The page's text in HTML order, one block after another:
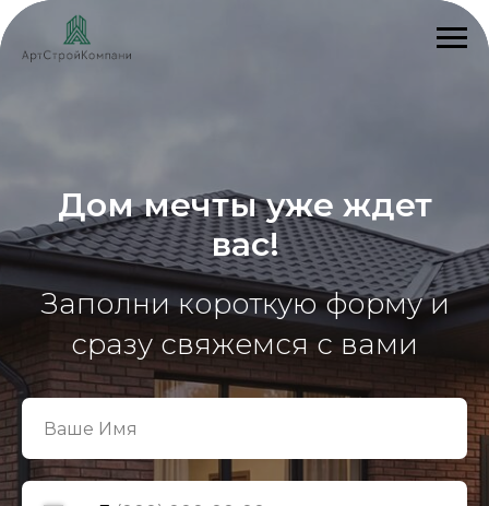
Дом мечты уже ждет
вас!
Заполни короткую форму и
сразу свяжемся с вами